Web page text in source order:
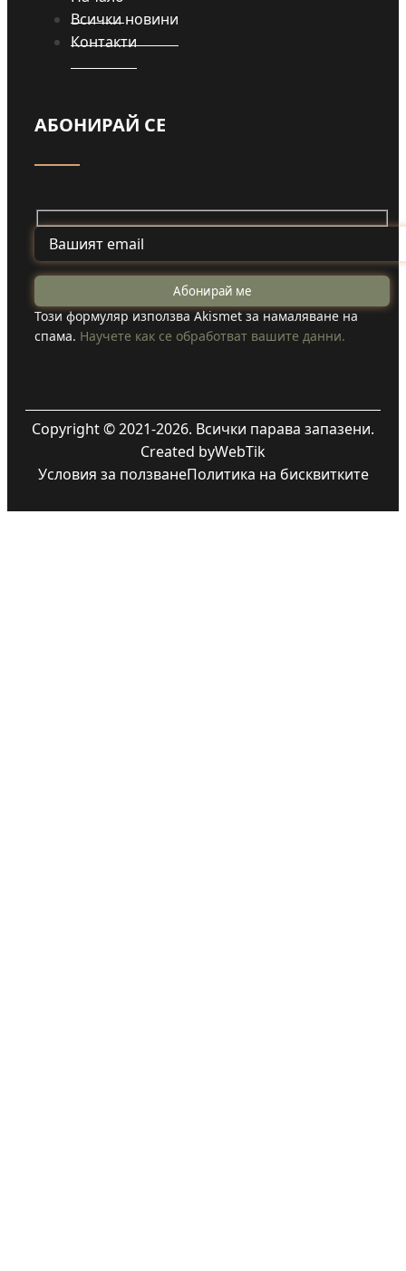
Всички новини
Контакти
АБОНИРАЙ СЕ
Този формуляр използва Akismet за намаляване на
спама. Научете как се обработват вашите данни.
Copyright © 2021-2026. Всички парава запазени.
Created byWebTik
Условия за ползванеПолитика на бисквитките